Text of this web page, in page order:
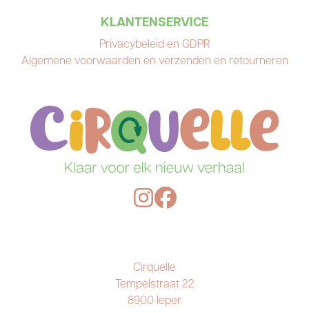
KLANTENSERVICE
Privacybeleid en GDPR
Algemene voorwaarden en verzenden en retourneren
Cirquelle
Tempelstraat 22
8900 Ieper